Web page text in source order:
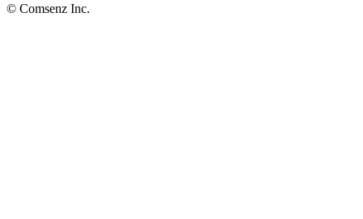
© Comsenz Inc.